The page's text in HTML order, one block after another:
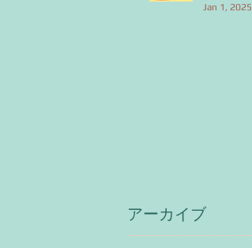
Jan 1, 2025
アーカイブ